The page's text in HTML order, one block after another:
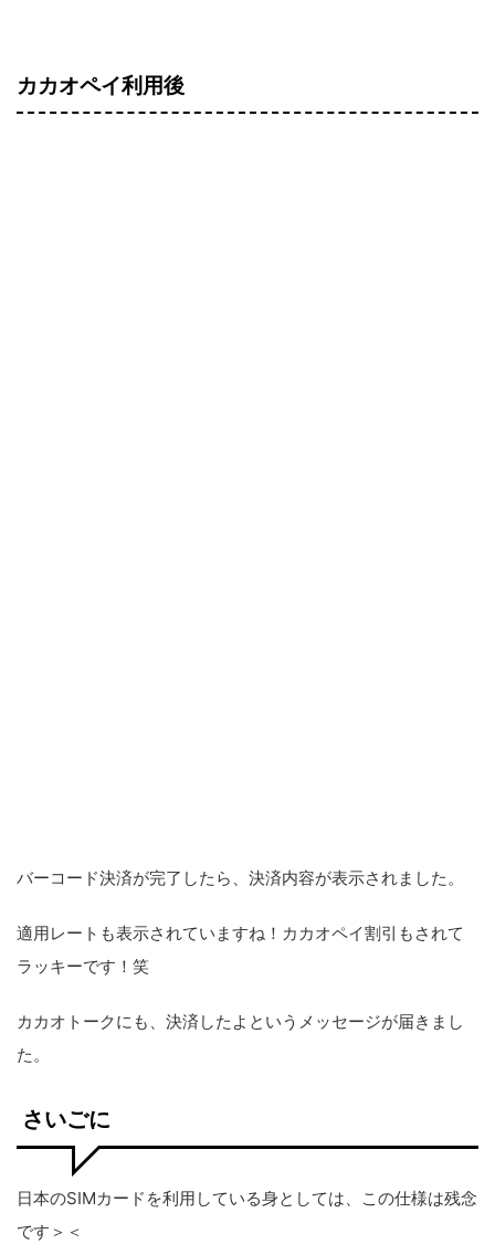
カカオペイ利用後
バーコード決済が完了したら、決済内容が表示されました。
適用レートも表示されていますね！カカオペイ割引もされて
ラッキーです！笑
カカオトークにも、決済したよというメッセージが届きまし
た。
さいごに
日本のSIMカードを利用している身としては、この仕様は残念
です＞＜